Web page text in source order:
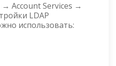
Account Services →
LDAP
использовать: